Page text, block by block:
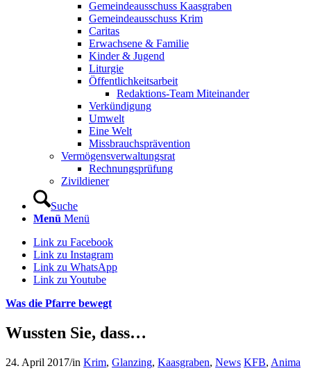
Gemeindeausschuss Kaasgraben
Gemeindeausschuss Krim
Caritas
Erwachsene & Familie
Kinder & Jugend
Liturgie
Öffentlichkeitsarbeit
Redaktions-Team Miteinander
Verkündigung
Umwelt
Eine Welt
Missbrauchsprävention
Vermögensverwaltungsrat
Rechnungsprüfung
Zivildiener
Suche
Menü Menü
Link zu Facebook
Link zu Instagram
Link zu WhatsApp
Link zu Youtube
Was die Pfarre bewegt
Wussten Sie, dass…
24. April 2017/in Krim, Glanzing, Kaasgraben, News KFB, Anima